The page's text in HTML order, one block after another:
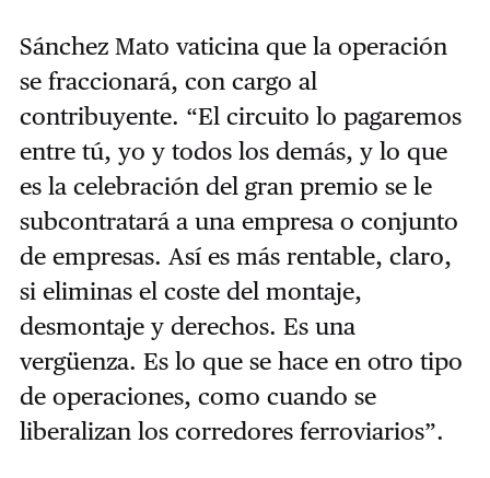
Sánchez Mato vaticina que la operación
se fraccionará, con cargo al
contribuyente. “El circuito lo pagaremos
entre tú, yo y todos los demás, y lo que
es la celebración del gran premio se le
subcontratará a una empresa o conjunto
de empresas. Así es más rentable, claro,
si eliminas el coste del montaje,
desmontaje y derechos. Es una
vergüenza. Es lo que se hace en otro tipo
de operaciones, como cuando se
liberalizan los corredores ferroviarios”.